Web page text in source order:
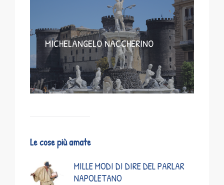
MICHELANGELO NACCHERINO
Le cose più amate
MILLE MODI DI DIRE DEL PARLAR
NAPOLETANO